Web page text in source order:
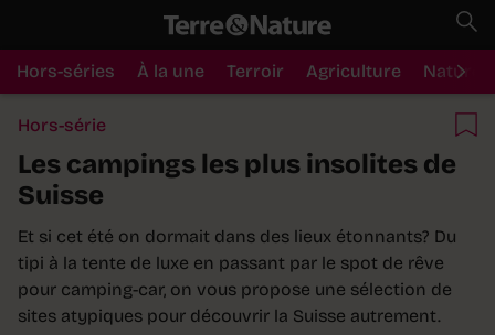
Hors-séries À la une Terroir Agriculture Nature
Hors-série
Les campings les plus insolites de
Suisse
Et si cet été on dormait dans des lieux étonnants? Du
tipi à la tente de luxe en passant par le spot de rêve
pour camping-car, on vous propose une sélection de
sites atypiques pour découvrir la Suisse autrement.